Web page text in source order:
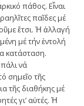
πάθος. Εἶναι
παῖδες μέ
ἔτσι. Ἡ ἀλλαγή
μέ τήν ἐντολή
κατάσταση.
νά
σημεῖο τῆς
τῆς διαθήκης μέ
γι’ αὐτές. Ἡ